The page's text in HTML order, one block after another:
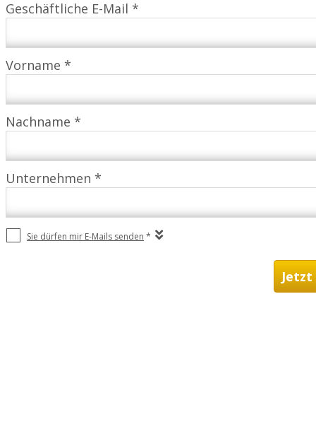
Geschäftliche E-Mail *
Vorname *
Nachname *
Unternehmen *
Sie dürfen mir E-Mails senden *